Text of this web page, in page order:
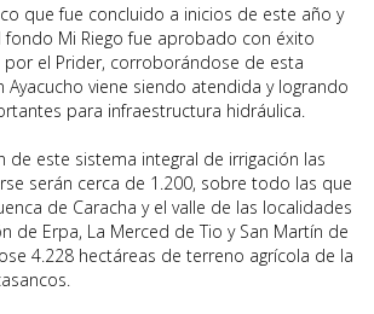
que fue concluido a inicios de este año y
Mi Riego fue aprobado con éxito
el Prider, corroborándose de esta
Ayacucho viene siendo atendida y logrando
para infraestructura hidráulica.
de este sistema integral de irrigación las
serán cerca de 1.200, sobre todo las que
de Caracha y el valle de las localidades
de Erpa, La Merced de Tio y San Martín de
4.228 hectáreas de terreno agrícola de la